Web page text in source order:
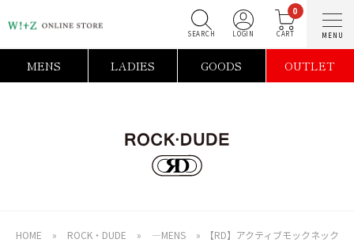
0
MENS LADIES GOODS OUTLET
HOME » ROCK・DUDE » ―MENS » 【RD】アクティブモックネック